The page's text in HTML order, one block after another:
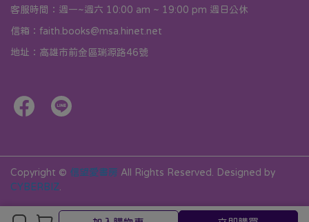
客服時間：週一~週六 10:00 am ~ 19:00 pm 週日公休
信箱：faith.books@msa.hinet.net
地址：高雄市前金區瑞源路46號
Copyright © 信望愛書房 All Rights Reserved.
Designed by
CYBERBIZ